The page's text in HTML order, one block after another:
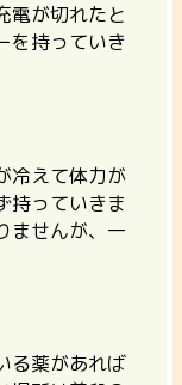
電が切れたと
を持っていき
冷えて体力が
持っていきま
ませんが、一
る薬があれば